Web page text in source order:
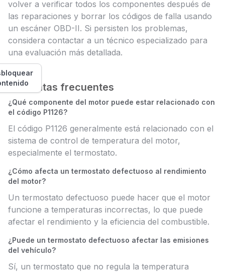
volver a verificar todos los componentes después de
las reparaciones y borrar los códigos de falla usando
un escáner OBD-II. Si persisten los problemas,
considera contactar a un técnico especializado para
una evaluación más detallada.
Preguntas frecuentes
¿Qué componente del motor puede estar relacionado con
el código P1126?
El código P1126 generalmente está relacionado con el
sistema de control de temperatura del motor,
especialmente el termostato.
¿Cómo afecta un termostato defectuoso al rendimiento
del motor?
Un termostato defectuoso puede hacer que el motor
funcione a temperaturas incorrectas, lo que puede
afectar el rendimiento y la eficiencia del combustible.
¿Puede un termostato defectuoso afectar las emisiones
del vehículo?
Sí, un termostato que no regula la temperatura